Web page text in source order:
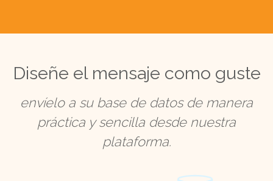
Diseñe el mensaje como guste
envíelo a su base de datos de manera
práctica y sencilla desde nuestra
plataforma.